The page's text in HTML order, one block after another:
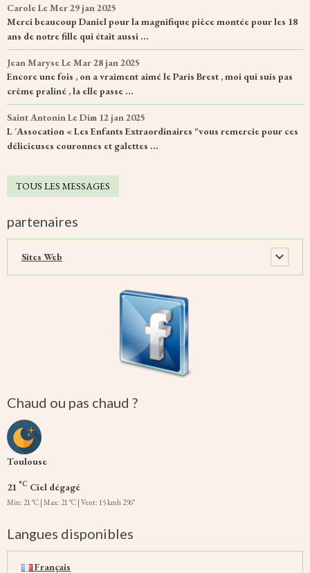
CaroleLe Mer 29 jan 2025
Merci beaucoup Daniel pour la magnifique pièce montée pour les 18
ans de notre fille qui était aussi ...
Jean MaryseLe Mar 28 jan 2025
Encore une fois , on a vraiment aimé le Paris Brest , moi qui suis pas
crème praliné , la elle passe ...
Saint AntoninLe Dim 12 jan 2025
L ´Assocation « Les Enfants Extraordinaires "vous remercie pour ces
délicieuses couronnes et galettes ...
TOUS LES MESSAGES
partenaires
Sites Web
Chaud ou pas chaud ?
Toulouse
21 °C Ciel dégagé
Min: 21 °C | Max: 21 °C | Vent: 15 kmh 296°
Langues disponibles
Français